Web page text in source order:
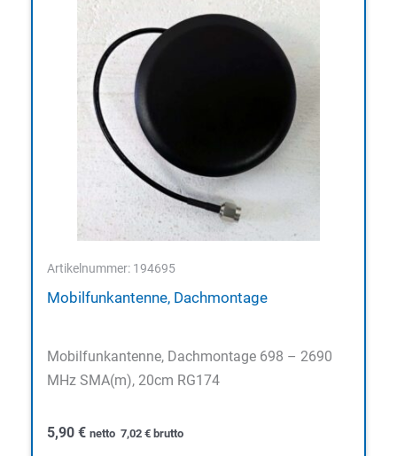
Artikelnummer: 194695
Mobilfunkantenne, Dachmontage
Mobilfunkantenne, Dachmontage 698 – 2690
MHz SMA(m), 20cm RG174
5,90 € netto 7,02 € brutto